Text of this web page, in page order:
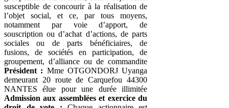
susceptible de concourir à la réalisation de
l’objet social, et ce, par tous moyens,
notamment par voie d’apport, de
souscription ou d’achat d’actions, de parts
sociales ou de parts bénéficiaires, de
fusions, de sociétés en participation, de
groupement, d’alliance ou de commandite
Président : Mme OTGONDORJ Uyanga
demeurant 20 route de Carquefou 44300
NANTES élue pour une durée illimitée
Admission aux assemblées et exercice du